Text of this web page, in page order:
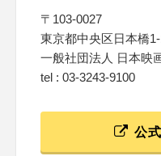
〒103-0027
東京都中央区日本橋
一般社団法人 日本映
tel : 03-3243-9100
公